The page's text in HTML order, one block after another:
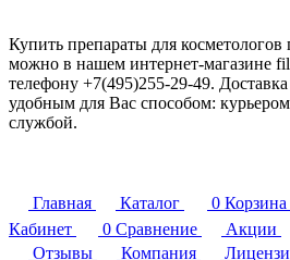
Купить препараты для
можно в нашем интернет-магазине
телефону +7(495)255-29-49. Доставка
удобным для Вас способом:
службой.
Главная Каталог 0 Корзина
Кабинет
0 Сравнение Акции
Отзывы
Компания